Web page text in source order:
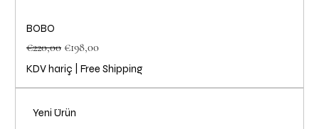
BOBO
Normal Fiyat
€220,00 İndirimli Fiyat
€198,00
KDV hariç Free Shipping
Yeni Ürün